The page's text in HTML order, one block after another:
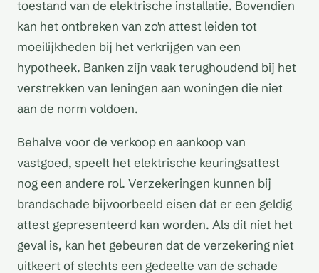
toestand van de elektrische installatie. Bovendien
kan het ontbreken van zo'n attest leiden tot
moeilijkheden bij het verkrijgen van een
hypotheek. Banken zijn vaak terughoudend bij het
verstrekken van leningen aan woningen die niet
aan de norm voldoen.
Behalve voor de verkoop en aankoop van
vastgoed, speelt het elektrische keuringsattest
nog een andere rol. Verzekeringen kunnen bij
brandschade bijvoorbeeld eisen dat er een geldig
attest gepresenteerd kan worden. Als dit niet het
geval is, kan het gebeuren dat de verzekering niet
uitkeert of slechts een gedeelte van de schade